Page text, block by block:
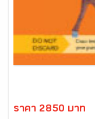
ราคา 2850 บาท